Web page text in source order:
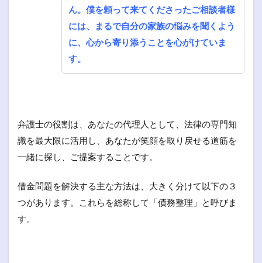
ん。僕を頼って来てくださったご相談者様
には、まるで自分の家族の悩みを聞くよう
に、心から寄り添うことを心がけていま
す。
弁護士の役割は、あなたの代理人として、法律の専門知
識を最大限に活用し、あなたが笑顔を取り戻せる道筋を
一緒に探し、ご提案することです。
借金問題を解決する主な方法は、大きく分けて以下の３
つがあります。これらを総称して「債務整理」と呼びま
す。